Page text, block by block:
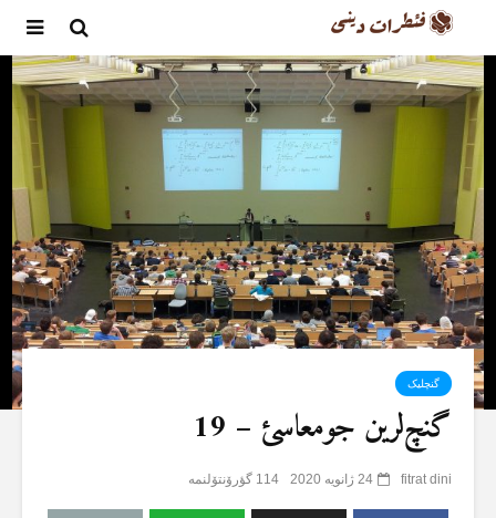
گنچلیک
گنچ‌لرین جومعاسئ – 19
fitrat dini 24 ژانویه 2020 114 گؤرۆنتۆلنمە